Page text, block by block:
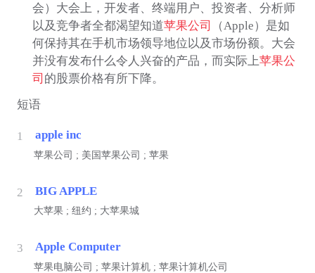
会）大会上，开发者、终端用户、投资者、分析师
以及竞争者全都渴望知道苹果公司
（Apple）是如
何保持其在手机市场领导地位以及市场份额。大会
并没有发布什么令人兴奋的产品，而实际上苹果公
司 的股票价格有所下降。
短语
1 apple inc
苹果公司 ; 美国苹果公司 ; 苹果
2 BIG APPLE
大苹果 ; 纽约 ; 大苹果城
3 Apple Computer
苹果电脑公司 ; 苹果计算机 ; 苹果计算机公司